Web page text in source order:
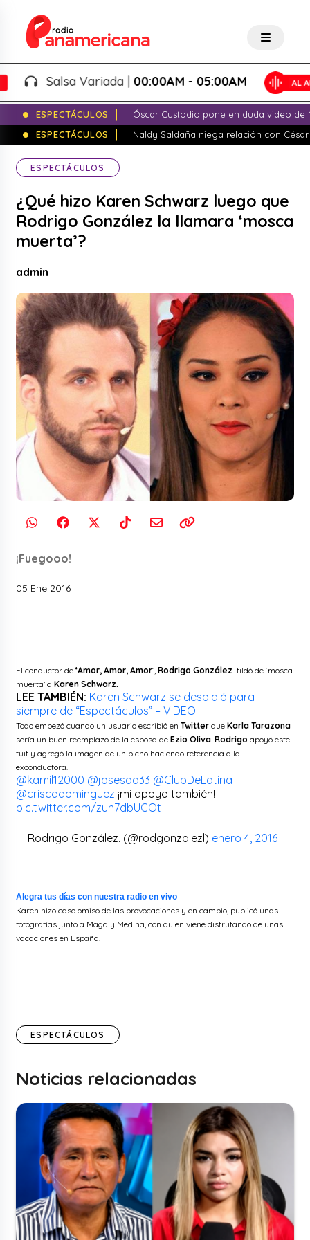
Salsa Variada |00:00AM - 05:00AM
ESPECTÁCULOS
Óscar Custodio pone en duda video de
ESPECTÁCULOS
Naldy Saldaña niega relación con
ESPECTÁCULOS
¿Qué hizo Karen Schwarz luego que
Rodrigo González la llamara ‘mosca
muerta’?
admin
¡Fuegooo!
05 Ene 2016
El conductor de‘Amor, Amor, Amor‘, Rodrigo González tildó de ‘mosca
muerta’ a Karen Schwarz.
LEE TAMBIÉN: Karen Schwarz se despidió para
siempre de “Espectáculos” – VIDEO
Todo empezó cuando un usuario escribió enTwitter queKarla Tarazona
sería un buen reemplazo de la esposa deEzio Oliva.Rodrigo apoyó este
tuit y agregó la imagen de un bicho haciendo referencia a la
exconductora.
@kamil12000 @josesaa33 @ClubDeLatina
@criscadominguez ¡mi apoyo también!
pic.twitter.com/zuh7dbUGOt
— Rodrigo González. (@rodgonzalezl) enero 4, 2016
Alegra tus días con nuestra radio en vivo
Karen hizo caso omiso de las provocaciones y en cambio, publicó unas
fotografías junto a Magaly Medina, con quien viene disfrutando de unas
vacaciones en España.
ESPECTÁCULOS
Noticias relacionadas